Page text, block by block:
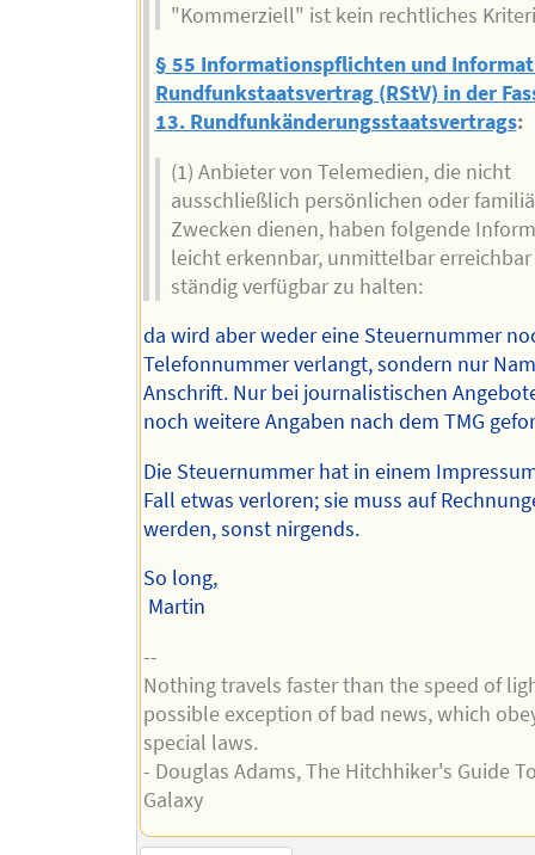
"Kommerziell" ist kein rechtliches
§ 55 Informationspflichten und
Rundfunkstaatsvertrag (RStV) in der
13. Rundfunkänderungsstaatsvertrags:
(1) Anbieter von Telemedien, die nicht
ausschließlich persönlichen oder
Zwecken dienen, haben folgende
leicht erkennbar, unmittelbar
ständig verfügbar zu halten:
da wird aber weder eine Steuernummer
Telefonnummer verlangt, sondern nur
Anschrift. Nur bei journalistischen
noch weitere Angaben nach dem TMG
Die Steuernummer hat in einem
Fall etwas verloren; sie muss auf
werden, sonst nirgends.
So long,
Martin
--
Nothing travels faster than the speed of
possible exception of bad news, which
special laws.
- Douglas Adams, The Hitchhiker's Guide
Galaxy